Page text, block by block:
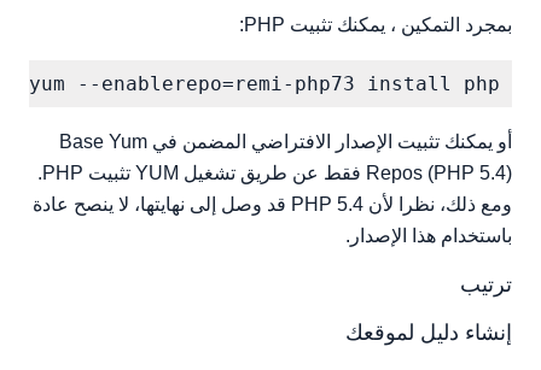
بمجرد التمكين ، يمكنك تثبيت PHP:
yum --enablerepo=remi-php73 install php
أو يمكنك تثبيت الإصدار الافتراضي المضمن في Base Yum
Repos (PHP 5.4) فقط عن طريق تشغيل YUM تثبيت PHP.
ومع ذلك، نظرا لأن PHP 5.4 قد وصل إلى نهايتها، لا ينصح عادة
باستخدام هذا الإصدار.
ترتيب
إنشاء دليل لموقعك